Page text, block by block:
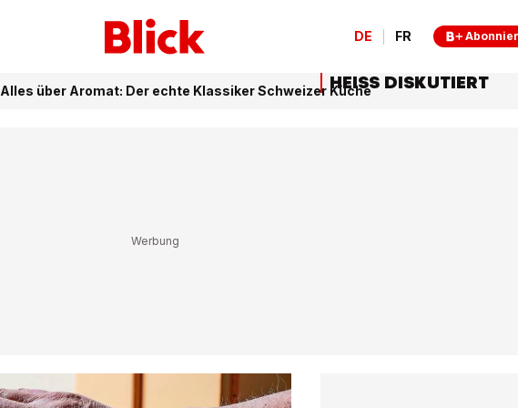
DE FR
Alles über Aromat: Der echte Klassiker Schweizer KücheHEISS DISKUTIERT